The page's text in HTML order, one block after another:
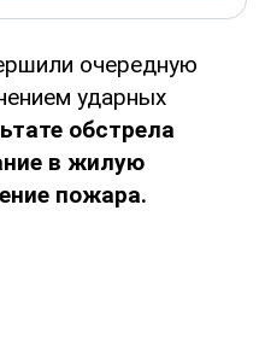
очередную
ударных
обстрела
в жилую
пожара.